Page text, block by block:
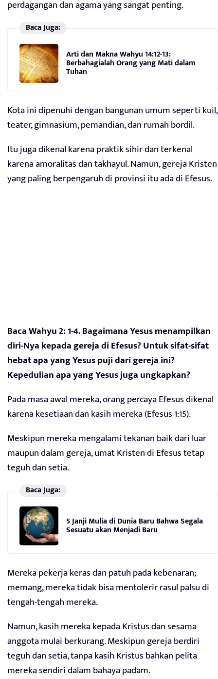
perdagangan dan agama yang sangat penting.
Baca Juga:
Arti dan Makna Wahyu 14:12-13:
Berbahagialah Orang yang Mati dalam
Tuhan
Kota ini dipenuhi dengan bangunan umum seperti kuil,
teater, gimnasium, pemandian, dan rumah bordil.
Itu juga dikenal karena praktik sihir dan terkenal
karena amoralitas dan takhayul. Namun, gereja Kristen
yang paling berpengaruh di provinsi itu ada di Efesus.
Baca Wahyu 2: 1-4. Bagaimana Yesus menampilkan
diri-Nya kepada gereja di Efesus? Untuk sifat-sifat
hebat apa yang Yesus puji dari gereja ini?
Kepedulian apa yang Yesus juga ungkapkan?
Pada masa awal mereka, orang percaya Efesus dikenal
karena kesetiaan dan kasih mereka (Efesus 1:15).
Meskipun mereka mengalami tekanan baik dari luar
maupun dalam gereja, umat Kristen di Efesus tetap
teguh dan setia.
Baca Juga:
5 Janji Mulia di Dunia Baru Bahwa Segala
Sesuatu akan Menjadi Baru
Mereka pekerja keras dan patuh pada kebenaran;
memang, mereka tidak bisa mentolerir rasul palsu di
tengah-tengah mereka.
Namun, kasih mereka kepada Kristus dan sesama
anggota mulai berkurang. Meskipun gereja berdiri
teguh dan setia, tanpa kasih Kristus bahkan pelita
mereka sendiri dalam bahaya padam.